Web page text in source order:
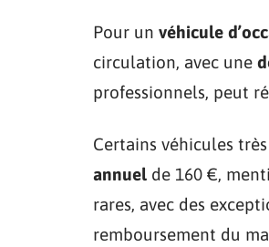
Pour un véhicule
circulation, avec une
professionnels, peut
Certains véhicules
annuel de 160 €,
rares, avec des
remboursement du